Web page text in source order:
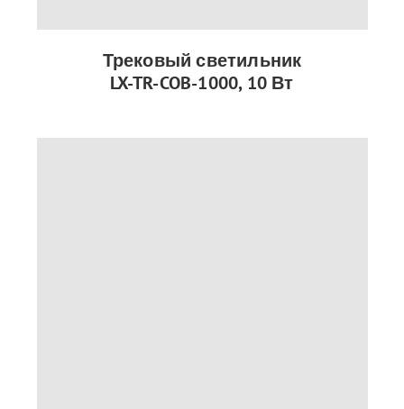
Трековый светильник
LX-TR-COB-1000, 10 Вт